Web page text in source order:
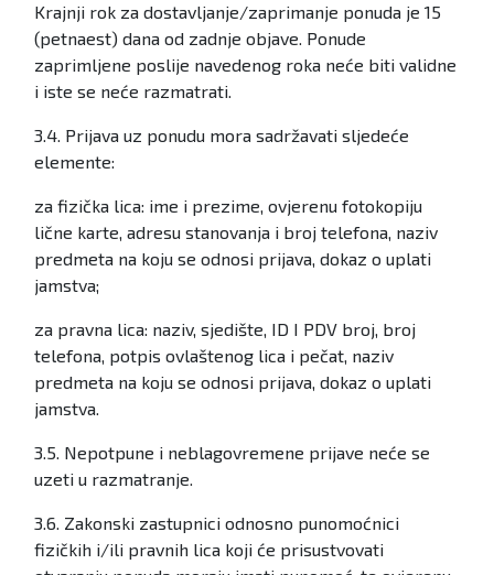
Krajnji rok za dostavljanje/zaprimanje ponuda je 15
(petnaest) dana od zadnje objave. Ponude
zaprimljene poslije navedenog roka neće biti validne
i iste se neće razmatrati.
3.4. Prijava uz ponudu mora sadržavati sljedeće
elemente:
za fizička lica: ime i prezime, ovjerenu fotokopiju
lične karte, adresu stanovanja i broj telefona, naziv
predmeta na koju se odnosi prijava, dokaz o uplati
jamstva;
za pravna lica: naziv, sjedište, ID I PDV broj, broj
telefona, potpis ovlaštenog lica i pečat, naziv
predmeta na koju se odnosi prijava, dokaz o uplati
jamstva.
3.5. Nepotpune i neblagovremene prijave neće se
uzeti u razmatranje.
3.6. Zakonski zastupnici odnosno punomoćnici
fizičkih i/ili pravnih lica koji će prisustvovati